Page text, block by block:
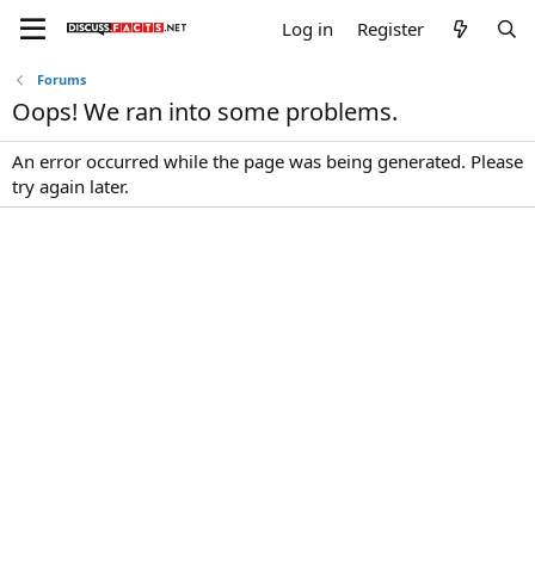
Log in Register
Forums
Oops! We ran into some problems.
An error occurred while the page was being generated. Please
try again later.